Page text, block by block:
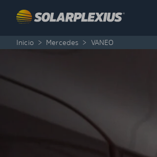
Inicio > Mercedes > VANEO